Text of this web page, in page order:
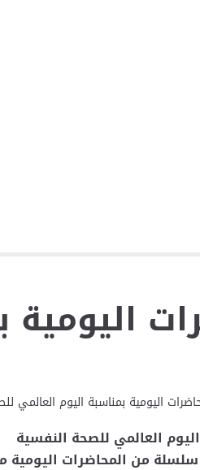
اليومية
اليومية بمناسبة اليوم العالمي
العالمي للصحة النفسية
اليومية من 11 إلى 15 أكتوبر